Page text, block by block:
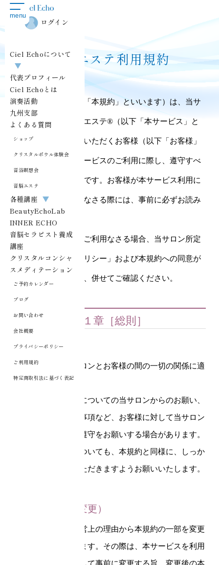
toggle
navigation
menu
ログイン
Ciel Echoについて
▼
代表プロフィール
Ciel Echoとは
演奏活動
九州支部
よくある質問
ショップ
クリスタルボウル体験会
音浴瞑想会
音脳エステ
各種講座 ▼
BeautyEchoLab
INNER ECHO
音脳セラピスト養成
講座
クリスタルコンシャ
スメディテーション
ご予約カレンダー
ブログ
お問い合わせ
会社概要
プライバシーポリシー
ご利用規約
特定商取引法に基づく表記
音脳エステ利用規約
この利用規約（以下「本規約」といいます）は、当サ
ロンの提供する音脳エステ®︎（以下「本サービス」と
いいます）をご利用いただくお客様（以下「お客様」
といいます）が本サービスのご利用に際し、遵守すべ
き事項を定めたものです。お客様が本サービス利用に
かかるお申し込みをなさる際には、事前に必ずお読み
ください。
なお、本サービスをご利用なさる場合、当サロン所定
の「プライバシーポリシー」および本規約への同意が
必要となりますので、併せてご確認ください。
第１章［総則］
第1条（適用）
本規約は、当サロンとお客様の間の一切の関係に適
用されます。
本サービス利用についての当サロンからのお願い、
注意事項、確認事項など、お客様に対して当サロン
から別途確認、遵守をお願いする場合があります。
これらの事項についても、本規約と同様に、しっか
り確認、遵守いただきますようお願いいたします。
第2条（規約の変更）
当サロンは、運営上の理由から本規約の一部を変更
する場合があります。その際は、本サービスを利用
中のお客様に対して事前に変更する旨、変更後の本